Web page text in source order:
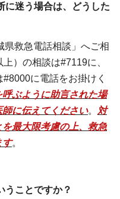
に迷う場合は、どうした
県救急電話相談」へご相
）の相談は#7119に、
に電話をお掛けく
ぶように助言された場
に伝えてください。
対
最大限考慮の上、救急
す。
うことですか？